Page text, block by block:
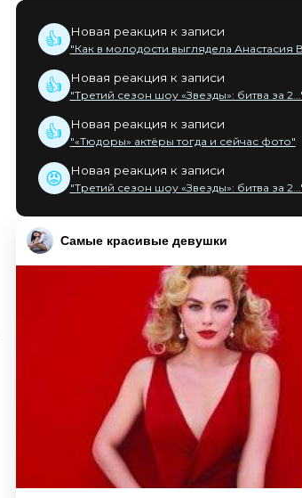
👍 Новая реакция к записи
"Как в молодости выглядела Анастасия
👍 Новая реакция к записи
"Третий сезон шоу «Звезды»: битва за
👍 Новая реакция к записи
"«Тюдоры» актёры тогда и сейчас фото"
😡 Новая реакция к записи
"Третий сезон шоу «Звезды»: битва за
Самые красивые девушки